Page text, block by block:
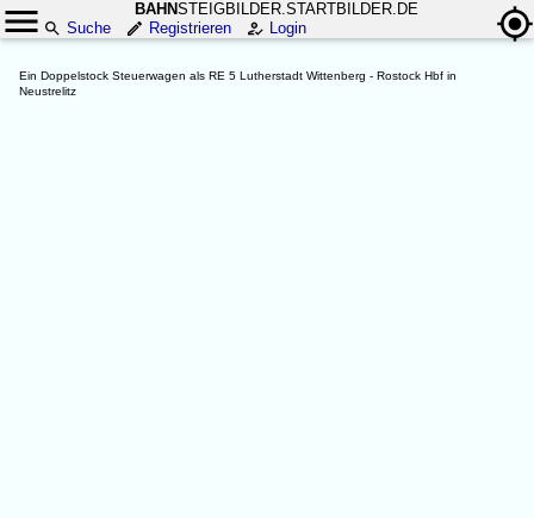
BAHNSTEIGBILDER.STARTBILDER.DE
Suche
Registrieren Login
Ein Doppelstock Steuerwagen als RE 5 Lutherstadt Wittenberg - Rostock Hbf in
Neustrelitz